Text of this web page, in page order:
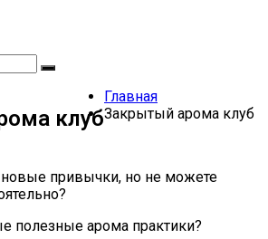
Поиск
клуб
Главная
Закрытый арома клуб
новые привычки, но не можете
полезные арома практики?